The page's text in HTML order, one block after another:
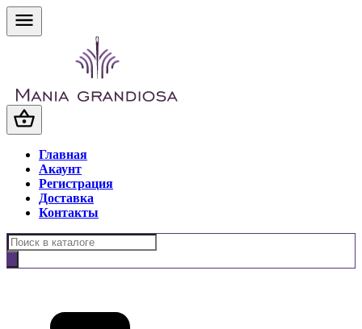
Главная
Акаунт
Регистрация
Доставка
Контакты